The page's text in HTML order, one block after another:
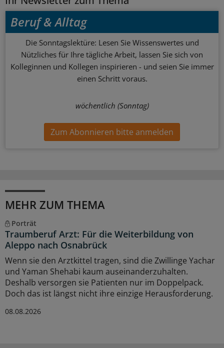
Beruf & Alltag
Die Sonntagslektüre: Lesen Sie Wissenswertes und
Nützliches für Ihre tägliche Arbeit, lassen Sie sich von
Kolleginnen und Kollegen inspirieren - und seien Sie immer
einen Schritt voraus.
wöchentlich (Sonntag)
Zum Abonnieren bitte anmelden
MEHR ZUM THEMA
Porträt
Traumberuf Arzt: Für die Weiterbildung von
Aleppo nach Osnabrück
Wenn sie den Arztkittel tragen, sind die Zwillinge Yachar
und Yaman Shehabi kaum auseinanderzuhalten.
Deshalb versorgen sie Patienten nur im Doppelpack.
Doch das ist längst nicht ihre einzige Herausforderung.
08.08.2026